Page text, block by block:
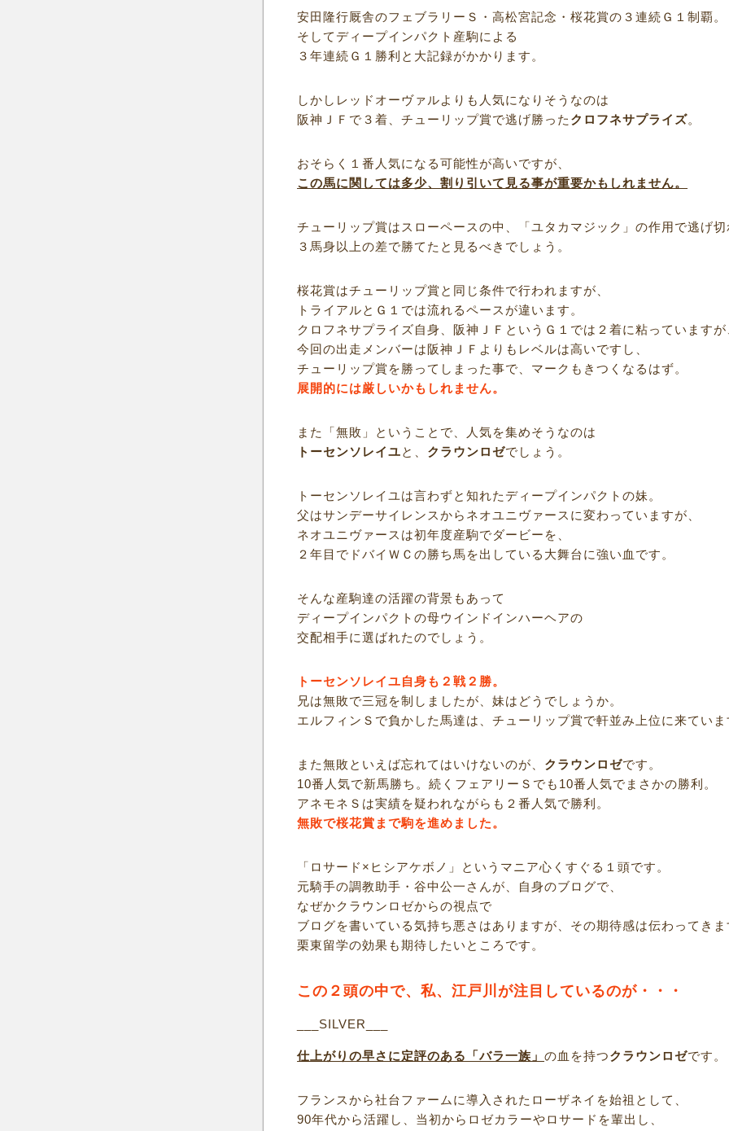
安田隆行厩舎のフェブラリーＳ・高松宮記念・桜花賞の３連続Ｇ１制覇。
そしてディープインパクト産駒による
３年連続Ｇ１勝利と大記録がかかります。
しかしレッドオーヴァルよりも人気になりそうなのは
阪神ＪＦで３着、チューリップ賞で逃げ勝った クロフネサプライズ。
おそらく１番人気になる可能性が高いですが、
この馬に関しては多少、割り引いて見る事が重要かもしれません。
チューリップ賞はスローペースの中、「ユタカマジック」の作用で逃げ
３馬身以上の差で勝てたと見るべきでしょう。
桜花賞はチューリップ賞と同じ条件で行われますが、
トライアルとＧ１では流れるペースが違います。
クロフネサプライズ自身、阪神ＪＦというＧ１では２着に粘っていますが
今回の出走メンバーは阪神ＪＦよりもレベルは高いですし、
チューリップ賞を勝ってしまった事で、マークもきつくなるはず。
展開的には厳しいかもしれません。
また「無敗」ということで、人気を集めそうなのは
トーセンソレイユと、 クラウンロゼでしょう。
トーセンソレイユは言わずと知れたディープインパクトの妹。
父はサンデーサイレンスからネオユニヴァースに変わっていますが、
ネオユニヴァースは初年度産駒でダービーを、
２年目でドバイＷＣの勝ち馬を出している大舞台に強い血です。
そんな産駒達の活躍の背景もあって
ディープインパクトの母ウインドインハーヘアの
交配相手に選ばれたのでしょう。
トーセンソレイユ自身も２戦２勝。
兄は無敗で三冠を制しましたが、妹はどうでしょうか。
エルフィンＳで負かした馬達は、チューリップ賞で軒並み上位に来てい
また無敗といえば忘れてはいけないのが、 クラウンロゼです。
10番人気で新馬勝ち。続くフェアリーＳでも10番人気でまさかの勝利。
アネモネＳは実績を疑われながらも２番人気で勝利。
無敗で桜花賞まで駒を進めました。
「ロサード×ヒシアケボノ」というマニア心くすぐる１頭です。
元騎手の調教助手・谷中公一さんが、自身のブログで、
なぜかクラウンロゼからの視点で
ブログを書いている気持ち悪さはありますが、その期待感は伝わってき
栗東留学の効果も期待したいところです。
この２頭の中で、私、江戸川が注目しているのが・・・
___SILVER___
仕上がりの早さに定評のある「バラ一族」の血を持つクラウンロゼです。
フランスから社台ファームに導入されたローザネイを始祖として、
90年代から活躍し、当初からロゼカラーやロサードを輩出し、